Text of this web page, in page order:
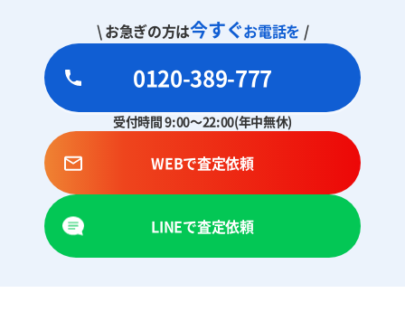
\ お急ぎの方は今すぐお電話を /
0120-389-777
受付時間 9:00～22:00(年中無休)
WEBで査定依頼
LINEで査定依頼